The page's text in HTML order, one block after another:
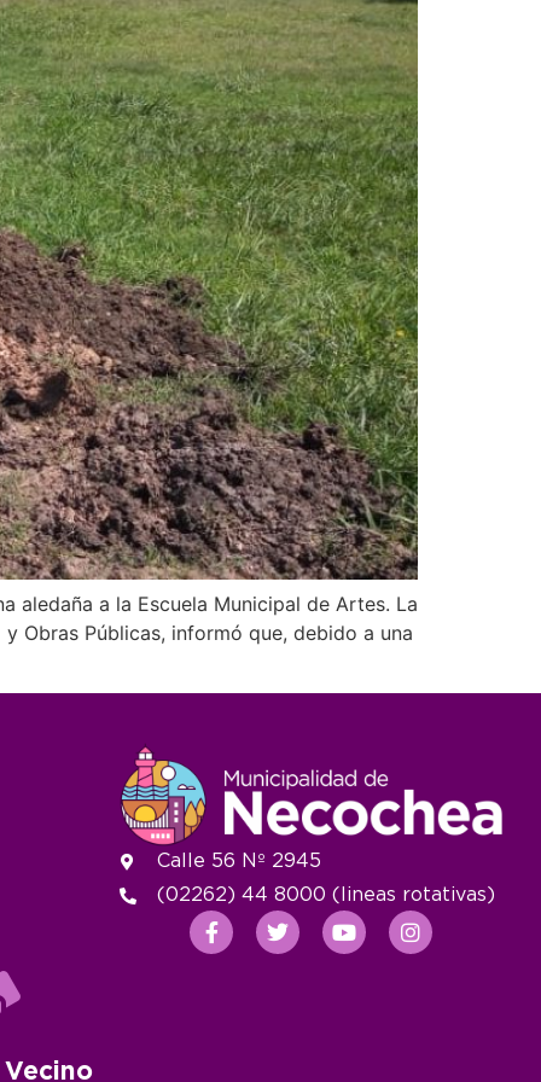
aledaña a la Escuela Municipal de Artes. La
Obras Públicas, informó que, debido a una
Calle 56 Nº 2945
(02262) 44 8000 (lineas rotativas)